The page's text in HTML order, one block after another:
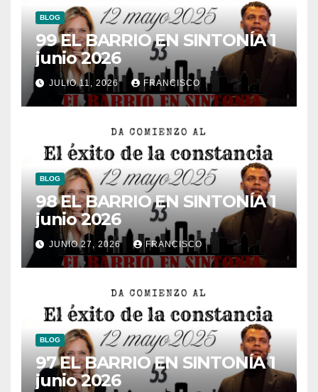
BLOG
99 EL BARRIO EN SINTONÍA 1
junio 2026
JULIO 11, 2026 FRANCISCO
BLOG
98 EL BARRIO EN SINTONÍA 1
junio 2026
JUNIO 27, 2026 FRANCISCO
BLOG
97 EL BARRIO EN SINTONÍA 1
junio 2026